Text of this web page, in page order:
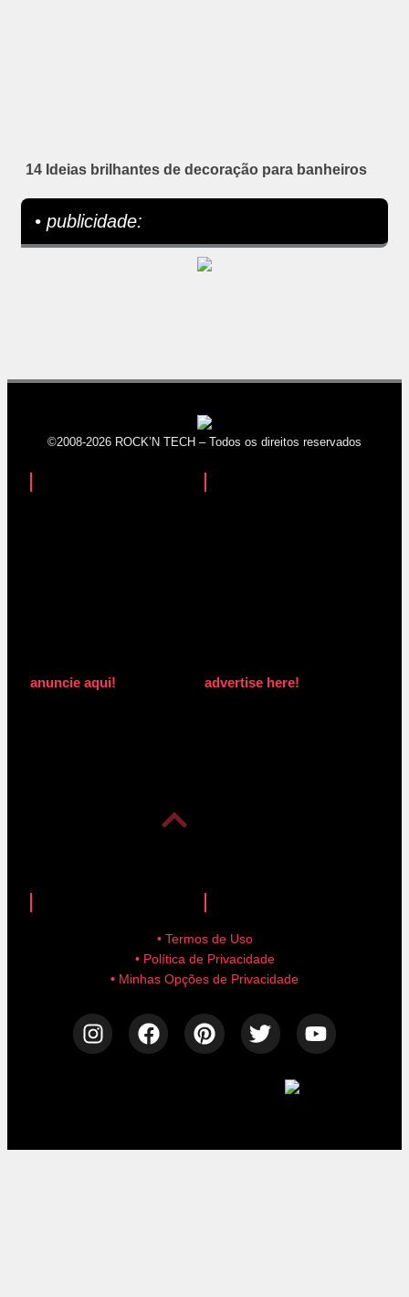
14 Ideias brilhantes de decoração para banheiros
• publicidade:
©2008-2026 ROCK’N TECH – Todos os direitos reservados
anuncie aqui! advertise here!
• Termos de Uso
• Política de Privacidade
• Minhas Opções de Privacidade